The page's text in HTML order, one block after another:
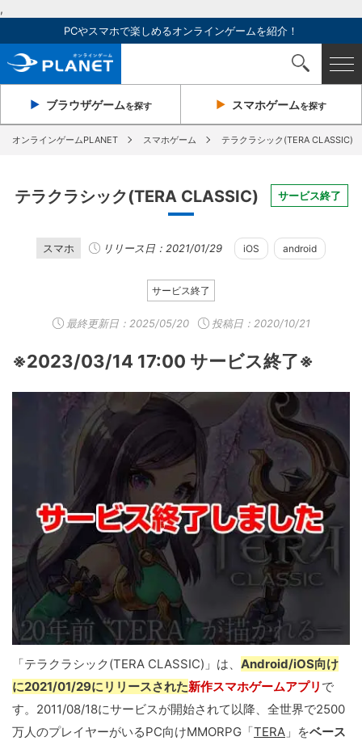
,
PCやスマホで楽しめるオンラインゲームを紹介！
ブラウザゲームを探す スマホゲームを探す
オンラインゲームPLANET スマホゲーム テラクラシック(TERA CLASSIC)
テラクラシック(TERA CLASSIC) サービス終了
スマホ リリース日：2021/01/29 iOS android
サービス終了
最終更新日： 2025/05/20 投稿日：2020/10/21
※2023/03/14 17:00 サービス終了※
「テラクラシック(TERA CLASSIC)」は、 Android/iOS向け
に2021/01/29にリリースされた新作スマホゲームアプリ で
す。2011/08/18にサービスが開始されて以降、全世界で2500
万人のプレイヤーがいるPC向けMMORPG「TERA 」をベース